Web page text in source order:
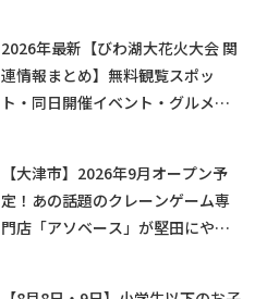
2026年最新【びわ湖大花火大会 関
連情報まとめ】無料観覧スポッ
ト・同日開催イベント・グルメマ
【大津市】2026年9月オープン予
定！あの話題のクレーンゲーム専
門店「アソベース」が堅田にやっ